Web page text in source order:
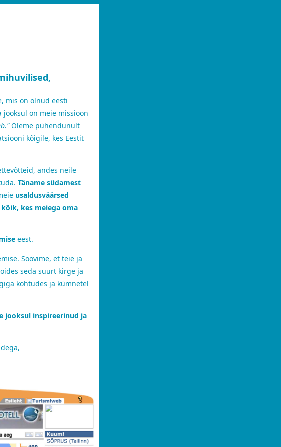
mis on olnud eesti
jooksul on meie missioon
Oleme pühendunult
kõigile, kes Eestit
andes neile
Täname südamest
usaldusväärsed
kõik, kes meiega oma
eest.
Soovime, et teie ja
seda suurt kirge ja
kohtudes ja kümnetel
jooksul inspireerinud ja